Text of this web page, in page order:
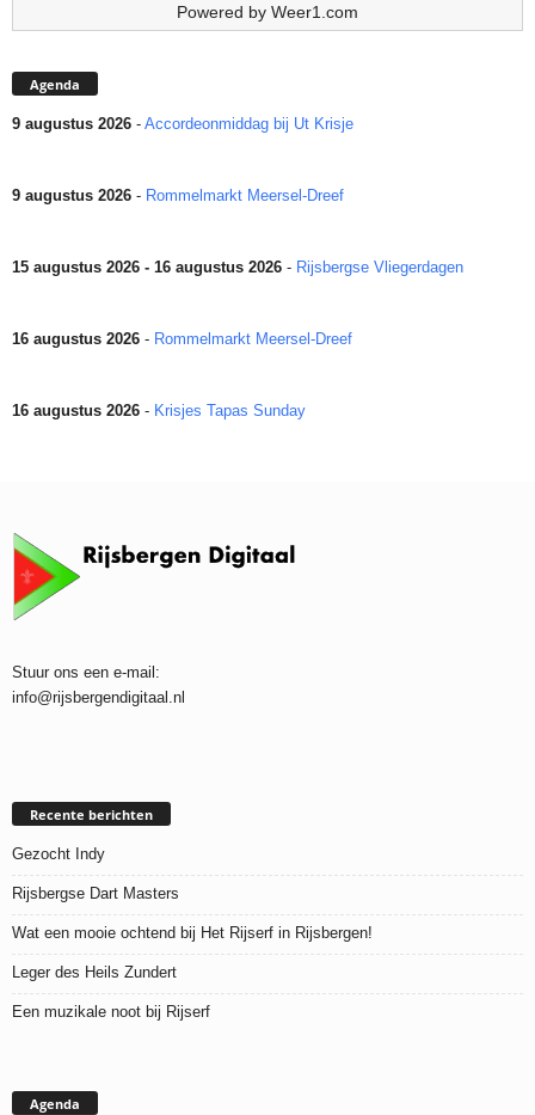
Powered by Weer1.com
Agenda
9 augustus 2026 - Accordeonmiddag bij Ut Krisje
9 augustus 2026 - Rommelmarkt Meersel-Dreef
15 augustus 2026 - 16 augustus 2026 - Rijsbergse Vliegerdagen
16 augustus 2026 - Rommelmarkt Meersel-Dreef
16 augustus 2026 - Krisjes Tapas Sunday
Stuur ons een e-mail:
info@rijsbergendigitaal.nl
Recente berichten
Gezocht Indy
Rijsbergse Dart Masters
Wat een mooie ochtend bij Het Rijserf in Rijsbergen!
Leger des Heils Zundert
Een muzikale noot bij Rijserf
Agenda